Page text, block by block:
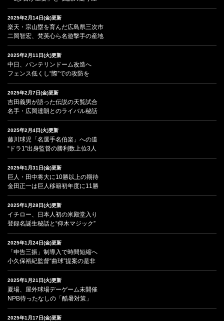
2025年2月14日(金)更新
楽天・宗山塁を育んだ広島県三次市
二岡智宏、梵英心ら名遊撃手の産地
2025年2月11日(火)更新
中日、バンテリンドーム改造へ
フェンス低くし“際”での攻防を
2025年2月7日(金)更新
吉田義男が語った伝説の天覧試合
名手・広岡達朗とのライバル秘話
2025年2月4日(火)更新
藤川球児「名選手名伯楽」への道
“ドラ1”出身監督の勝利数上位3人
2025年1月31日(金)更新
巨人・田中将大に10勝以上の期待
金田正一は巨人移籍初年度に11勝
2025年1月28日(火)更新
イチロー、日本人初の米殿堂入り
登録名誕生秘話と“仰木マジック”
2025年1月24日(金)更新
「申告三振」制導入で時間短縮へ
小久保裕紀監督“曲球”提案の是非
2025年1月21日(火)更新
夏場、屋外球場デーゲーム未開催
NPB待ったなしの「酷暑対策」
2025年1月17日(金)更新